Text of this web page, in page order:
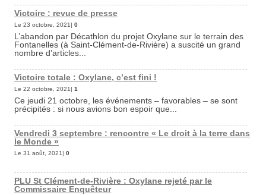
Victoire : revue de presse
Le 23 octobre, 2021| 0
L’abandon par Décathlon du projet Oxylane sur le terrain des
Fontanelles (à Saint-Clément-de-Rivière) a suscité un grand
nombre d’articles...
Victoire totale : Oxylane, c’est fini !
Le 22 octobre, 2021| 1
Ce jeudi 21 octobre, les événements – favorables – se sont
précipités : si nous avions bon espoir que...
Vendredi 3 septembre : rencontre « Le droit à la terre dans
le Monde »
Le 31 août, 2021| 0
PLU St Clément-de-Rivière : Oxylane rejeté par le
Commissaire Enquêteur